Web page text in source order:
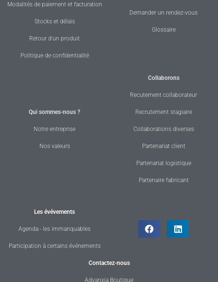
Modalités de paiement et facturation
Stocks et délais
Retour d'un produit
Politique de confidentialité
Demander un rendez-vous
Glossaire
Qui sommes-nous ?
Notre entreprise
Nos valeurs
Collaborons
Recutement collaborateur
Recrutement stagiaire
Collaborations diverses
Partenariat client
Partenariat logistique
Partenaire fabricant
Les évévements
Agenda - les immanquables
Participation à certains événements
Contactez-nous
Advanxia Boutique